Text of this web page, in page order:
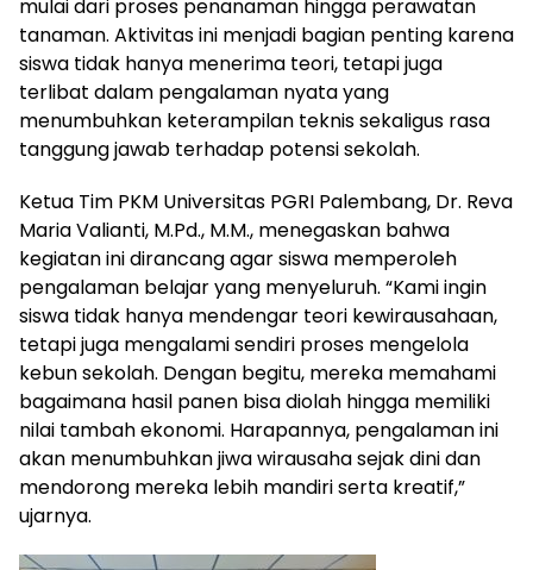
mulai dari proses penanaman hingga perawatan
tanaman. Aktivitas ini menjadi bagian penting karena
siswa tidak hanya menerima teori, tetapi juga
terlibat dalam pengalaman nyata yang
menumbuhkan keterampilan teknis sekaligus rasa
tanggung jawab terhadap potensi sekolah.
Ketua Tim PKM Universitas PGRI Palembang, Dr. Reva
Maria Valianti, M.Pd., M.M., menegaskan bahwa
kegiatan ini dirancang agar siswa memperoleh
pengalaman belajar yang menyeluruh. “Kami ingin
siswa tidak hanya mendengar teori kewirausahaan,
tetapi juga mengalami sendiri proses mengelola
kebun sekolah. Dengan begitu, mereka memahami
bagaimana hasil panen bisa diolah hingga memiliki
nilai tambah ekonomi. Harapannya, pengalaman ini
akan menumbuhkan jiwa wirausaha sejak dini dan
mendorong mereka lebih mandiri serta kreatif,”
ujarnya.